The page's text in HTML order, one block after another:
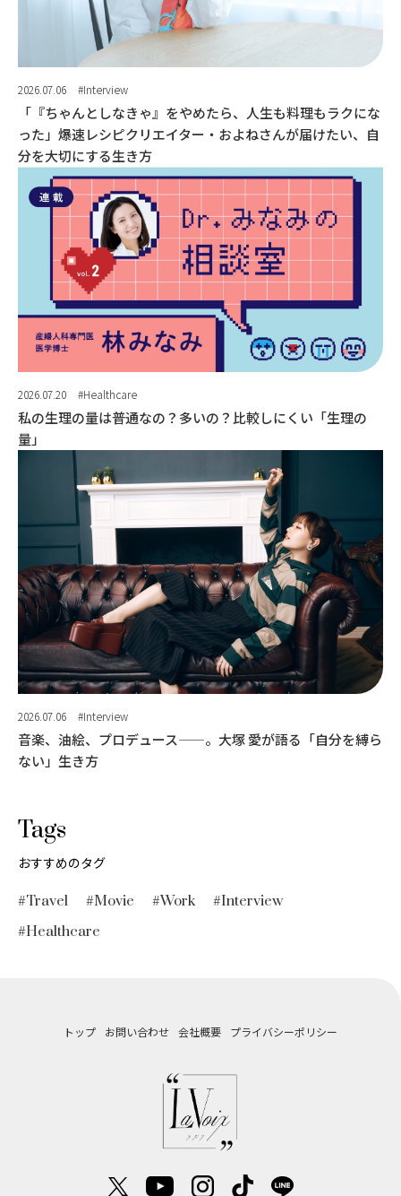
2026.07.06 #Interview
「『ちゃんとしなきゃ』をやめたら、人生も料理もラクにな
った」爆速レシピクリエイター・およねさんが届けたい、自
分を大切にする生き方
2026.07.20 #Healthcare
私の生理の量は普通なの？多いの？比較しにくい「生理の
量」
2026.07.06 #Interview
音楽、油絵、プロデュース——。大塚 愛が語る「自分を縛ら
ない」生き方
Tags
おすすめのタグ
#Travel #Movie #Work
#Interview
#Healthcare
トップ お問い合わせ 会社概要 プライバシーポリシー